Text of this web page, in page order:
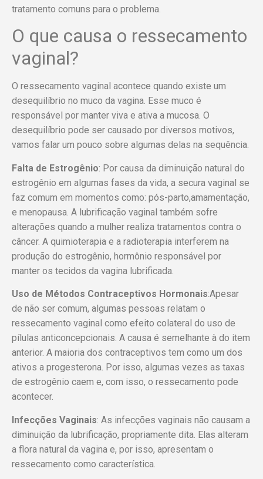
tratamento comuns para o problema.
O que causa o ressecamento
vaginal?
O ressecamento vaginal acontece quando existe um
desequilíbrio no muco da vagina. Esse muco é
responsável por manter viva e ativa a mucosa. O
desequilíbrio pode ser causado por diversos motivos,
vamos falar um pouco sobre algumas delas na sequência.
Falta de Estrogênio: Por causa da diminuição natural do
estrogênio em algumas fases da vida, a secura vaginal se
faz comum em momentos como: pós-parto,amamentação,
e menopausa. A lubrificação vaginal também sofre
alterações quando a mulher realiza tratamentos contra o
câncer. A quimioterapia e a radioterapia interferem na
produção do estrogênio, hormônio responsável por
manter os tecidos da vagina lubrificada.
Uso de Métodos Contraceptivos Hormonais:Apesar
de não ser comum, algumas pessoas relatam o
ressecamento vaginal como efeito colateral do uso de
pílulas anticoncepcionais. A causa é semelhante à do item
anterior. A maioria dos contraceptivos tem como um dos
ativos a progesterona. Por isso, algumas vezes as taxas
de estrogênio caem e, com isso, o ressecamento pode
acontecer.
Infecções Vaginais: As infecções vaginais não causam a
diminuição da lubrificação, propriamente dita. Elas alteram
a flora natural da vagina e, por isso, apresentam o
ressecamento como característica.